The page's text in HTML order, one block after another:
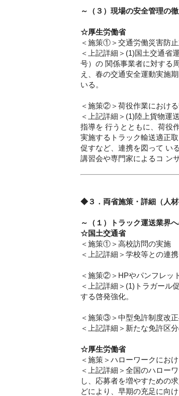
～（３）現場の安全管理の
☆厚生労働省
＜施策①＞交通労働災害防
＜上記詳細＞(1)国土交通省
号）の 関係事業者に対する
え、春の交通安全運動実施
いる。
＜施策②＞荷役作業におけ
＜上記詳細＞(1)陸上貨物運
指導を 行うとともに、荷役
実施するトラック輸送適正
促すなど、連携を図って い
講習会や専門家によるコ ン
◆３．両省施策・詳細（人材
～（１）トラック運送業界
☆国土交通省
＜施策①＞高校訪問の実施
＜上記詳細＞学校等との連
＜施策②＞HPやパンフレッ
＜上記詳細＞(1)トラガール
する啓発強化。
＜施策③＞中型免許制度改
＜上記詳細＞新たな免許区
☆厚生労働省
＜施策＞ハローワークにお
＜上記詳細＞全国のハロー
し、応募者を増やすための
どにより、早期の充足に向け